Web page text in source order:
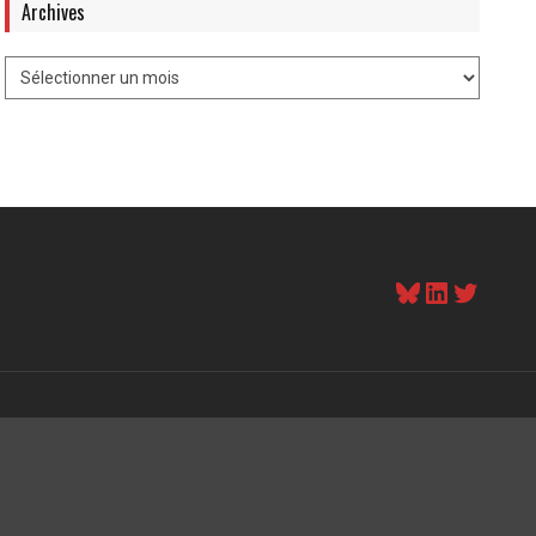
Archives
Bluesky